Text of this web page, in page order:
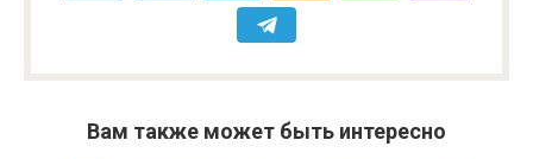
Вам также может быть интересно